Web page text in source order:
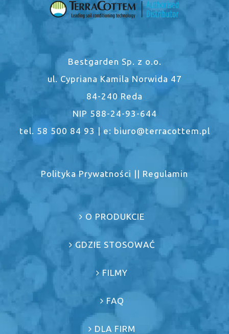
Bestgarden Sp. z o.o.
ul. Cypriana Kamila Norwida 47
84-240 Reda
NIP 588-24-93-644
tel. 58 500 84 93 | e: biuro@terracottem.pl
Polityka Prywatności || Regulamin
O PRODUKCIE
GDZIE STOSOWAĆ
FILMY
FAQ
DLA FIRM